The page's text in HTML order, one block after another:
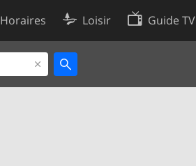
Horaires Loisir Guide TV
Politique en matière de cookies
Préférences de cookies